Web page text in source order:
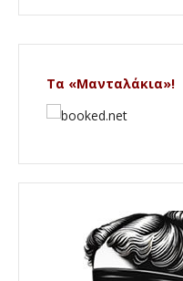
Τα «Μανταλάκια»!